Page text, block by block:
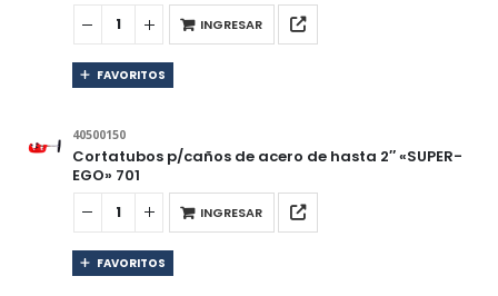
INGRESAR
FAVORITOS
40500150
Cortatubos p/caños de acero de hasta 2″ «SUPER-
EGO» 701
INGRESAR
FAVORITOS